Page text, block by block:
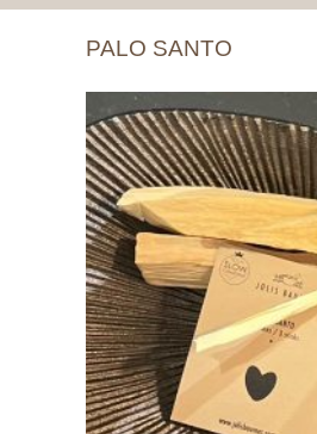
PALO SANTO